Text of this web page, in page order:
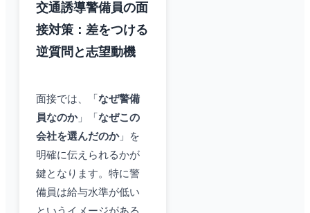
交通誘導警備員の面
接対策：差をつける
逆質問と志望動機
面接では、「 なぜ警備
員なのか」「 なぜこの
会社を選んだのか」を
明確に伝えられるかが
鍵となります。特に警
備員は給与水準が低い